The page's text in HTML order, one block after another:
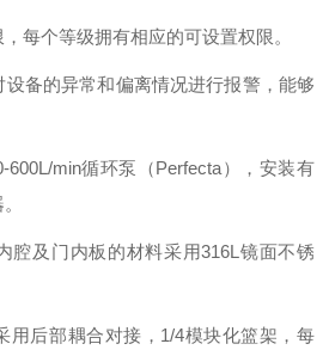
每个等级拥有相应的可设置权限。
备的异常和偏离情况进行报警，能够
min循环泵（Perfecta），安装有
腔及门内板的材料采用316L镜面不锈
用后部耦合对接，1/4模块化篮架，每